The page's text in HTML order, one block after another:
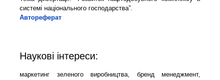
системі національного господарства”.
Автореферат
Наукові інтереси:
маркетинг зеленого виробництва, бренд менеджмент,